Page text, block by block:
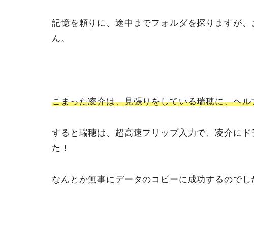
記憶を頼りに、途中までフォルダを探りますが
ん。
こまった凌介は、見張りをしている瑞穂に、ヘ
すると瑞穂は、超高速フリップ入力で、凌介に
た！
なんとか無事にデータのコピーに成功するのでし